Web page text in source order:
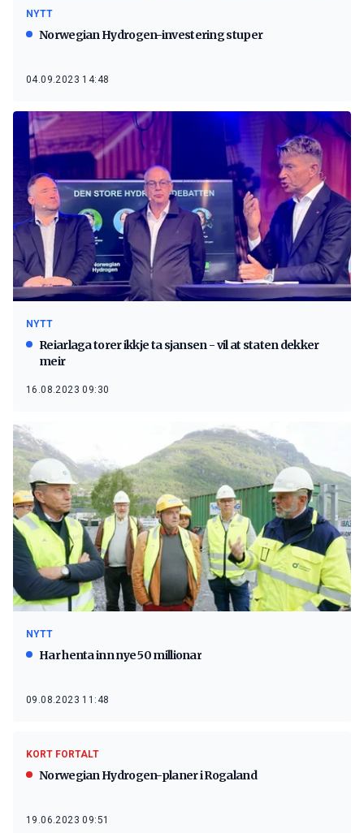
NYTT
Norwegian Hydrogen-investering stuper
04.09.2023 14:48
NYTT
Reiarlaga torer ikkje ta sjansen - vil at staten dekker
meir
16.08.2023 09:30
NYTT
Har henta inn nye 50 millionar
09.08.2023 11:48
KORT FORTALT
Norwegian Hydrogen-planer i Rogaland
19.06.2023 09:51